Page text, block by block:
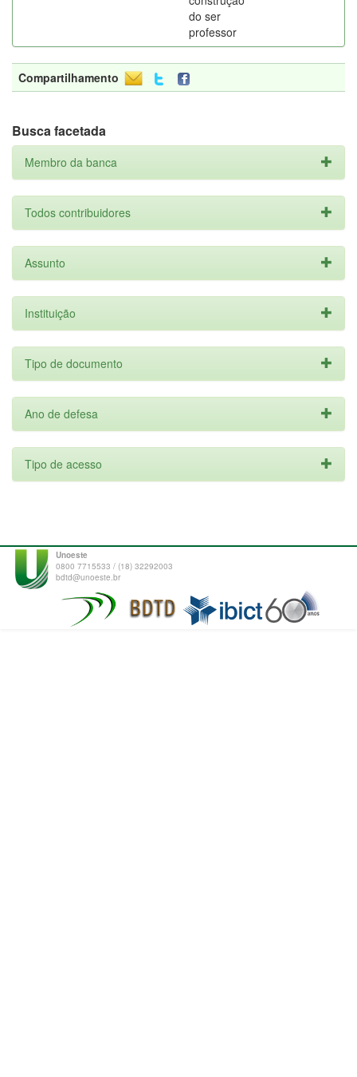
do ser
professor
Compartilhamento
Busca facetada
Membro da banca
Todos contribuidores
Assunto
Instituição
Tipo de documento
Ano de defesa
Tipo de acesso
Unoeste
0800 7715533 / (18) 32292003
bdtd@unoeste.br